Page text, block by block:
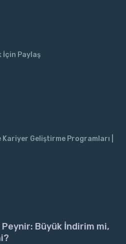
İçin Paylaş
Geliştirme Programları |
Peynir: Büyük İndirim mi,